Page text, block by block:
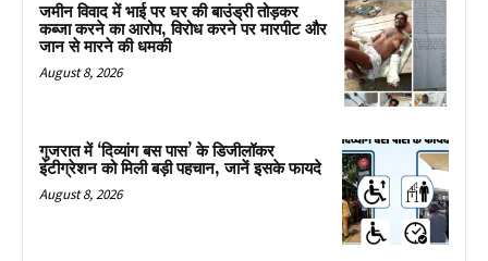
जमीन विवाद में भाई पर घर की बाउंड्री तोड़कर
कब्जा करने का आरोप, विरोध करने पर मारपीट और
जान से मारने की धमकी
August 8, 2026
गुजरात में ‘दिव्यांग बस पास’ के डिजीलॉकर
इंटीग्रेशन को मिली बड़ी पहचान, जानें इसके फायदे
August 8, 2026